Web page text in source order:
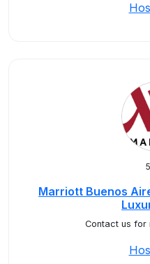
Marriott Buenos
Contact us for